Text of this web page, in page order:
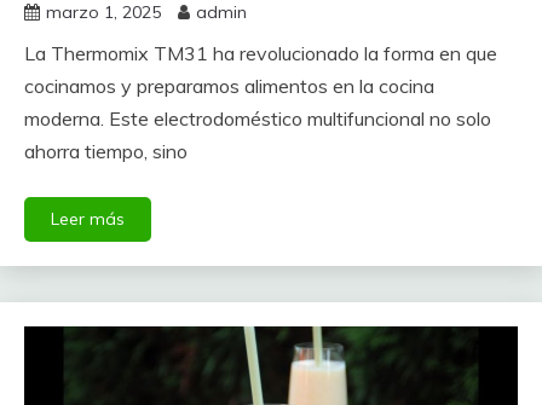
marzo 1, 2025 admin
La Thermomix TM31 ha revolucionado la forma en que
cocinamos y preparamos alimentos en la cocina
moderna. Este electrodoméstico multifuncional no solo
ahorra tiempo, sino
Leer más